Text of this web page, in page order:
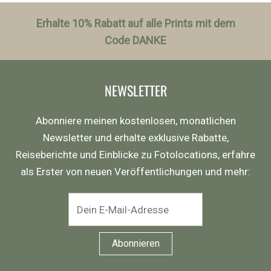
Erhalte 10% Rabatt auf alle Prints mit dem
Code DANKE
NEWSLETTER
Abonniere meinen kostenlosen, monatlichen
Newsletter und erhalte exklusive Rabatte,
Reiseberichte und Einblicke zu Fotolocations, erfahre
als Erster von neuen Veröffentlichungen und mehr: